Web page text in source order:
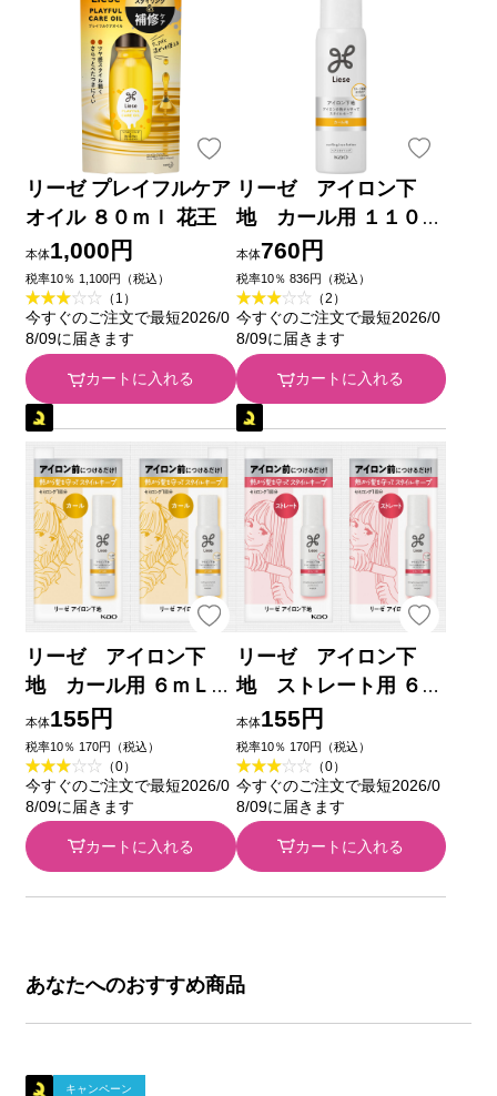
リーゼ プレイフルケア
オイル ８０ｍｌ 花王
本体1,000円
税率10％ 1,100円（税込）
（1）
今すぐのご注文で最短2026/0
8/09に届きます
カートに入れる
リーゼ アイロン下
地 カール用 １１０ｍ
Ｌ 花王
本体760円
税率10％ 836円（税込）
（2）
今すぐのご注文で最短2026/0
8/09に届きます
カートに入れる
リーゼ アイロン下
地 カール用 ６ｍＬ
花王
本体155円
税率10％ 170円（税込）
（0）
今すぐのご注文で最短2026/0
8/09に届きます
カートに入れる
リーゼ アイロン下
地 ストレート用 ６ｍ
Ｌ 花王
本体155円
税率10％ 170円（税込）
（0）
今すぐのご注文で最短2026/0
8/09に届きます
カートに入れる
あなたへのおすすめ商品
キャンペーン